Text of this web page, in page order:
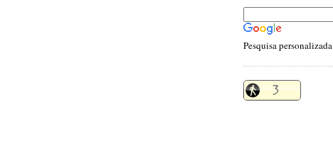
Pesquisa personalizada